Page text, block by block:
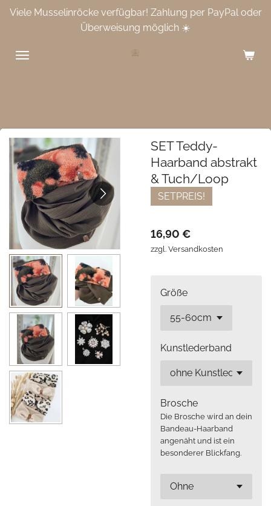
Zum
Viele Musselinröcke verfügbar! Zahlung per PayPal oder
Überweisung möglich ☀️
SET Teddy-
Haarband abstrakt
& Tuch/Loop
SETPREIS!
16,90 €
zzgl. Versandkosten
Größe
Kunstlederband
Brosche
Die Brosche wird an dein
Bandeau-Haarband
angenäht und ist ein
besonderer Blickfang.